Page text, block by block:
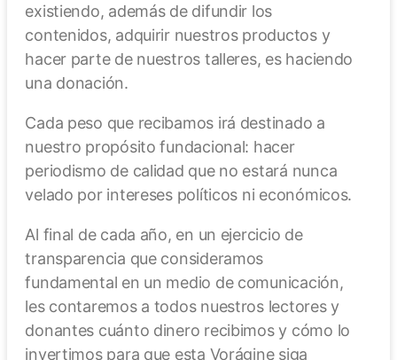
existiendo, además de difundir los
contenidos, adquirir nuestros productos y
hacer parte de nuestros talleres, es haciendo
una donación.
Cada peso que recibamos irá destinado a
nuestro propósito fundacional: hacer
periodismo de calidad que no estará nunca
velado por intereses políticos ni económicos.
Al final de cada año, en un ejercicio de
transparencia que consideramos
fundamental en un medio de comunicación,
les contaremos a todos nuestros lectores y
donantes cuánto dinero recibimos y cómo lo
invertimos para que esta Vorágine siga